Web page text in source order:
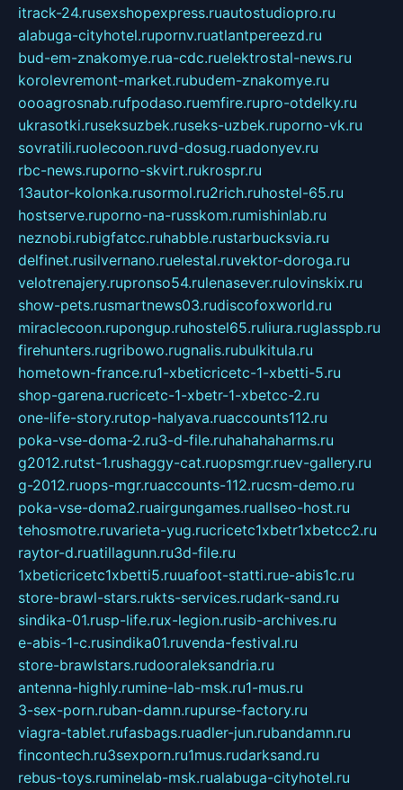
itrack-24.rusexshopexpress.ruautostudiopro.ru
alabuga-cityhotel.rupornv.ruatlantpereezd.ru
bud-em-znakomye.rua-cdc.ruelektrostal-news.ru
korolevremont-market.rubudem-znakomye.ru
oooagrosnab.rufpodaso.ruemfire.rupro-otdelky.ru
ukrasotki.ruseksuzbek.ruseks-uzbek.ruporno-vk.ru
sovratili.ruolecoon.ruvd-dosug.ruadonyev.ru
rbc-news.ruporno-skvirt.rukrospr.ru
13autor-kolonka.rusormol.ru2rich.ruhostel-65.ru
hostserve.ruporno-na-russkom.rumishinlab.ru
neznobi.rubigfatcc.ruhabble.rustarbucksvia.ru
delfinet.rusilvernano.ruelestal.ruvektor-doroga.ru
velotrenajery.rupronso54.rulenasever.rulovinskix.ru
show-pets.rusmartnews03.rudiscofoxworld.ru
miraclecoon.rupongup.ruhostel65.ruliura.ruglasspb.ru
firehunters.rugribowo.rugnalis.rubulkitula.ru
hometown-france.ru1-xbeticricetc-1-xbetti-5.ru
shop-garena.rucricetc-1-xbetr-1-xbetcc-2.ru
one-life-story.rutop-halyava.ruaccounts112.ru
poka-vse-doma-2.ru3-d-file.ruhahahaharms.ru
g2012.rutst-1.rushaggy-cat.ruopsmgr.ruev-gallery.ru
g-2012.ruops-mgr.ruaccounts-112.rucsm-demo.ru
poka-vse-doma2.ruairgungames.ruallseo-host.ru
tehosmotre.ruvarieta-yug.rucricetc1xbetr1xbetcc2.ru
raytor-d.ruatillagunn.ru3d-file.ru
1xbeticricetc1xbetti5.ruuafoot-statti.rue-abis1c.ru
store-brawl-stars.rukts-services.rudark-sand.ru
sindika-01.rusp-life.rux-legion.rusib-archives.ru
e-abis-1-c.rusindika01.ruvenda-festival.ru
store-brawlstars.rudooraleksandria.ru
antenna-highly.rumine-lab-msk.ru1-mus.ru
3-sex-porn.ruban-damn.rupurse-factory.ru
viagra-tablet.rufasbags.ruadler-jun.rubandamn.ru
fincontech.ru3sexporn.ru1mus.rudarksand.ru
rebus-toys.ruminelab-msk.rualabuga-cityhotel.ru